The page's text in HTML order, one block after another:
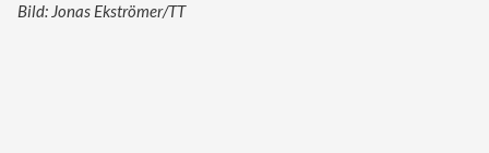
Bild: Jonas Ekströmer/TT